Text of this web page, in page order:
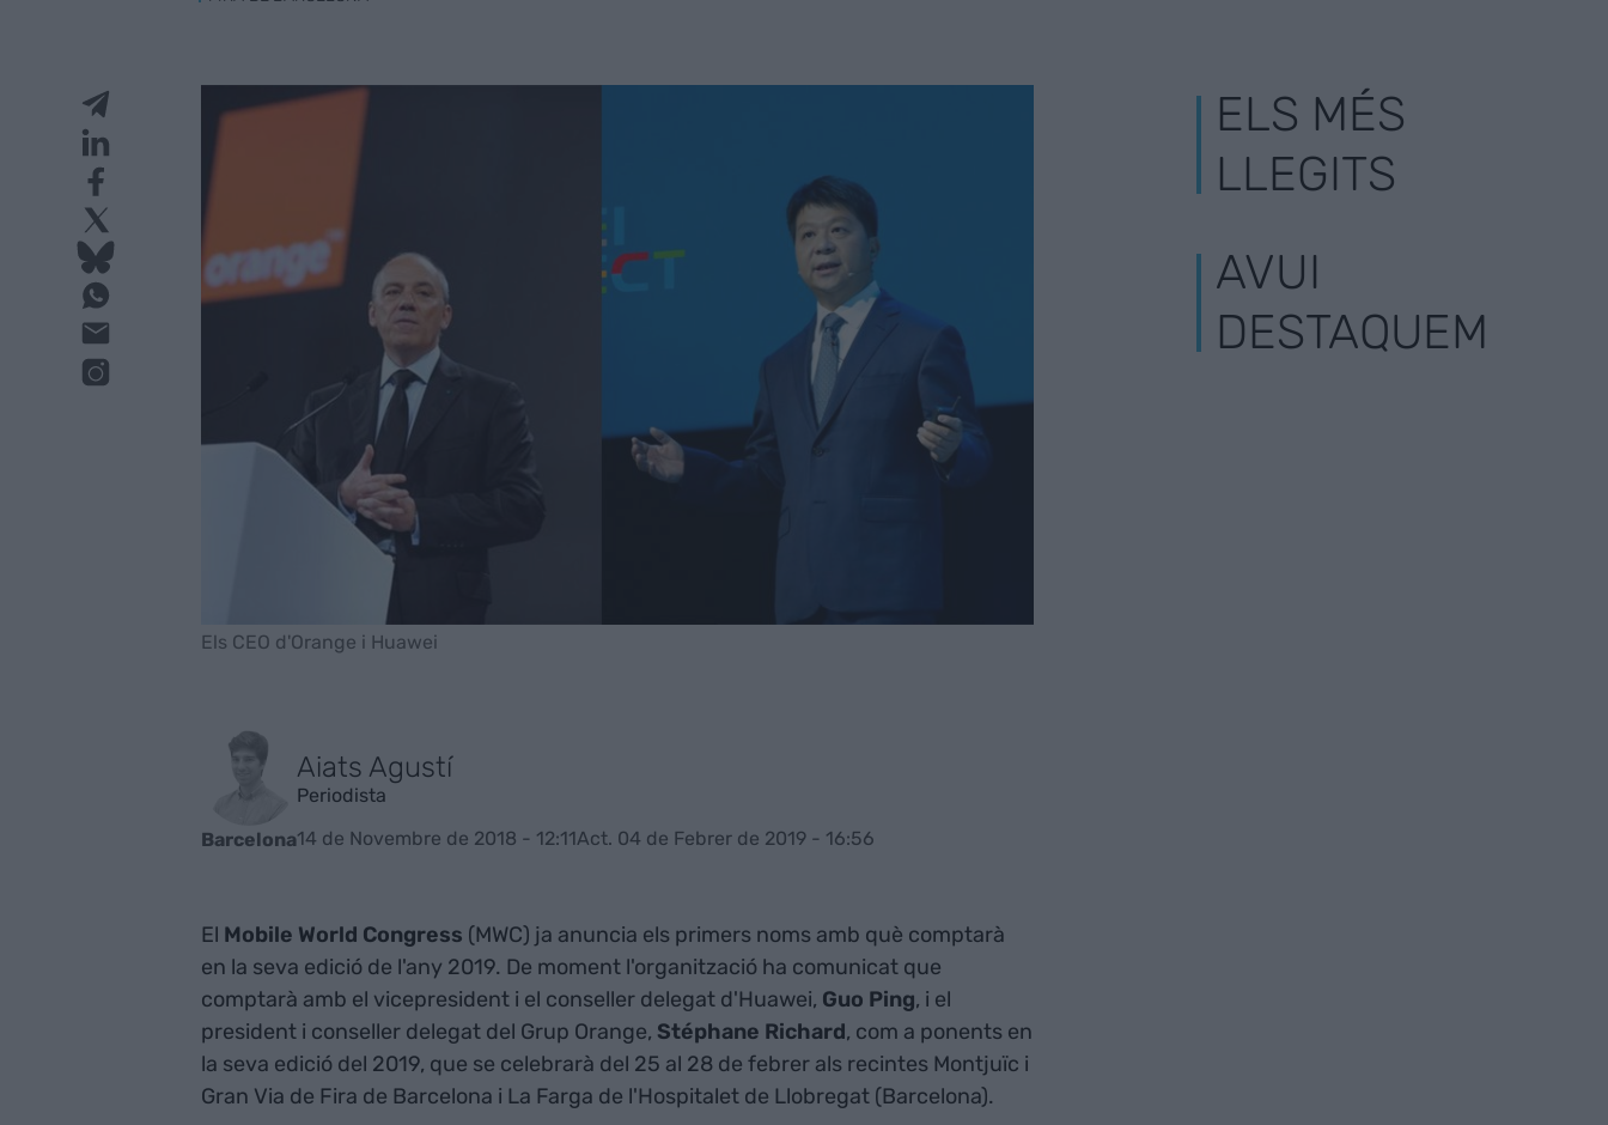
Els CEO d'Orange i Huawei
Aiats Agustí
Periodista
Barcelona14 de Novembre de 2018 - 12:11Act. 04 de Febrer de 2019 - 16:56
El Mobile World Congress (MWC) ja anuncia els primers noms amb què comptarà
en la seva edició de l'any 2019. De moment l'organització ha comunicat que
comptarà amb el vicepresident i el conseller delegat d'Huawei, Guo Ping, i el
president i conseller delegat del Grup Orange, Stéphane Richard, com a ponents en
la seva edició del 2019, que se celebrarà del 25 al 28 de febrer als recintes Montjuïc i
Gran Via de Fira de Barcelona i La Farga de l'Hospitalet de Llobregat (Barcelona).
ELS MÉS
LLEGITS
AVUI
DESTAQUEM